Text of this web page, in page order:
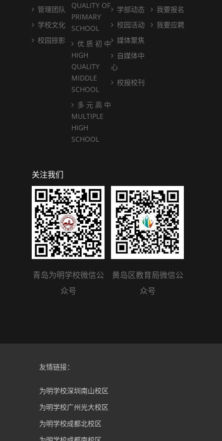
管理团队
学校文化
校园掠影
QUALITY OF
PRIMARY
SCHOOL
优 质 初 中
HIGH
QUALITY
MIDDLE
SCHOOL
多 元 高 中
MULTIPLE
HIGH
SCHOOL
学部动态
校园活动
媒体聚焦
自媒体中
心
校报校刊
我要报名
我要应聘
关注我们
青岛为明学校微信公
众号
黄岛区教育局微信公
众号
友情链接：
为明学校深圳南山校区
为明学校广州光大校区
为明学校成都北校区